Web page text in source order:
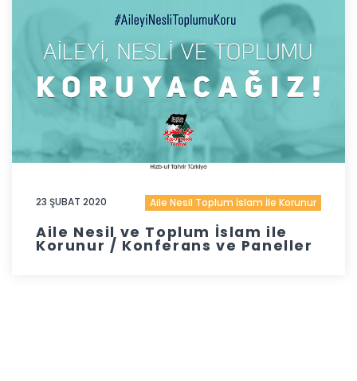
23 ŞUBAT 2020 Aile Nesil Toplum İslam İle Korunur
Aile Nesil ve Toplum İslam ile
Korunur / Konferans ve Paneller